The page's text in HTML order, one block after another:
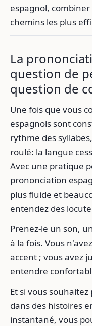
espagnol,
chemins les plus
La
question de
question de
Une fois que vous
espagnols sont
rythme des
roulé: la langue
Avec une pratique
prononciation
plus fluide et
entendez des
Prenez-le un son,
à la fois. Vous
accent ; vous avez
entendre
Et si vous
dans des histoires
instantané, vous